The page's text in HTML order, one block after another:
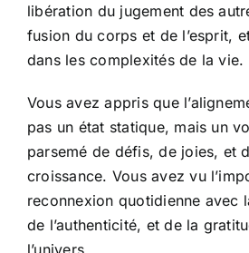
libération du jugement des
fusion du corps et de l’esprit,
dans les complexités de la vie.
Vous avez appris que
pas un état statique, mais un
parsemé de défis, de joies, et
croissance. Vous avez vu
reconnexion quotidienne avec
de l’authenticité, et de la
l’univers.